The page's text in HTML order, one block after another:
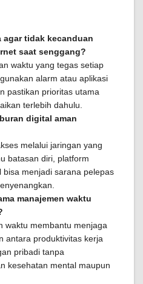
agar tidak kecanduan
saat senggang?
waktu yang tegas setiap
alarm atau aplikasi
pastikan prioritas utama
terlebih dahulu.
digital aman
melalui jaringan yang
batasan diri, platform
bisa menjadi sarana pelepas
manajemen waktu
waktu membantu menjaga
antara produktivitas kerja
pribadi tanpa
kesehatan mental maupun